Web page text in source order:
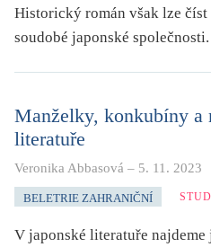
Historický román však lze
soudobé japonské společnosti.
Manželky, konkubíny a
literatuře
Veronika Abbasová – 5. 11. 2023
BELETRIE ZAHRANIČNÍ
V japonské literatuře